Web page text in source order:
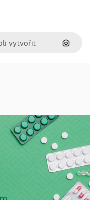
Hledat